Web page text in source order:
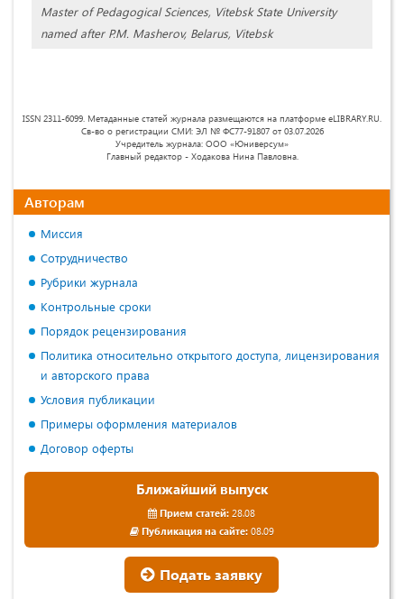
Master of Pedagogical Sciences, Vitebsk State University
named after P.M. Masherov, Belarus, Vitebsk
ISSN 2311-6099. Метаданные статей журнала размещаются на платформе eLIBRARY.RU.
Св-во о регистрации СМИ: ЭЛ № ФС77-91807 от 03.07.2026
Учредитель журнала: ООО «Юниверсум»
Главный редактор - Ходакова Нина Павловна.
Авторам
Миссия
Сотрудничество
Рубрики журнала
Контрольные сроки
Порядок рецензирования
Политика относительно открытого доступа, лицензирования
и авторского права
Условия публикации
Примеры оформления материалов
Договор оферты
Ближайший выпуск
Прием статей: 28.08
Публикация на сайте:08.09
Подать заявку